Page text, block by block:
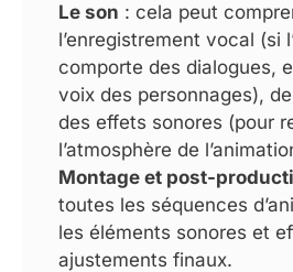
Le son : cela peut
l’enregistrement vocal (si
comporte des dialogues,
voix des personnages),
des effets sonores (pour
l’atmosphère de
Montage et post-
toutes les séquences
les éléments sonores et
ajustements finaux.